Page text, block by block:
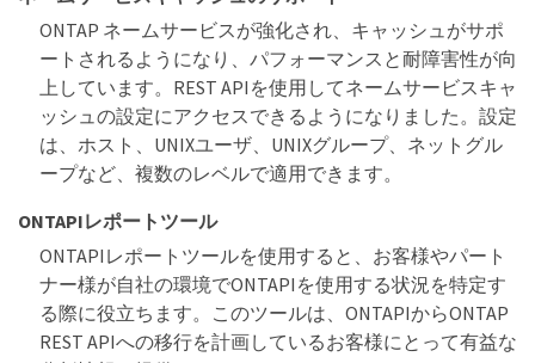
ONTAP ネームサービスが強化され、キャッシュがサポ
ートされるようになり、パフォーマンスと耐障害性が向
上しています。REST APIを使用してネームサービスキャ
ッシュの設定にアクセスできるようになりました。設定
は、ホスト、UNIXユーザ、UNIXグループ、ネットグル
ープなど、複数のレベルで適用できます。
ONTAPIレポートツール
ONTAPIレポートツールを使用すると、お客様やパート
ナー様が自社の環境でONTAPIを使用する状況を特定す
る際に役立ちます。このツールは、ONTAPIからONTAP
REST APIへの移行を計画しているお客様にとって有益な